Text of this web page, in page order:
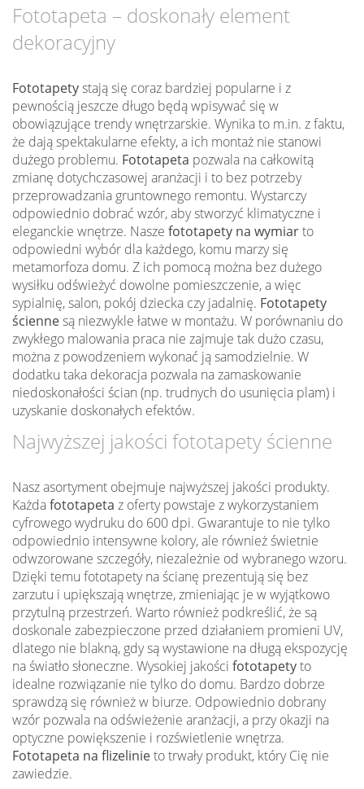
Fototapeta – doskonały element
dekoracyjny
Fototapetystają się coraz bardziej popularne i z
pewnością jeszcze długo będą wpisywać się w
obowiązujące trendy wnętrzarskie. Wynika to m.in. z faktu,
że dają spektakularne efekty, a ich montaż nie stanowi
dużego problemu. Fototapeta pozwala na całkowitą
zmianę dotychczasowej aranżacji i to bez potrzeby
przeprowadzania gruntownego remontu. Wystarczy
odpowiednio dobrać wzór, aby stworzyć klimatyczne i
eleganckie wnętrze. Nasze fototapety na wymiarto
odpowiedni wybór dla każdego, komu marzy się
metamorfoza domu. Z ich pomocą można bez dużego
wysiłku odświeżyć dowolne pomieszczenie, a więc
sypialnię, salon, pokój dziecka czy jadalnię. Fototapety
ściennesą niezwykle łatwe w montażu. W porównaniu do
zwykłego malowania praca nie zajmuje tak dużo czasu,
można z powodzeniem wykonać ją samodzielnie. W
dodatku taka dekoracja pozwala na zamaskowanie
niedoskonałości ścian (np. trudnych do usunięcia plam) i
uzyskanie doskonałych efektów.
Najwyższej jakości fototapety ścienne
Nasz asortyment obejmuje najwyższej jakości produkty.
Każdafototapeta z oferty powstaje z wykorzystaniem
cyfrowego wydruku do 600 dpi. Gwarantuje to nie tylko
odpowiednio intensywne kolory, ale również świetnie
odwzorowane szczegóły, niezależnie od wybranego wzoru.
Dzięki temu fototapety na ścianę prezentują się bez
zarzutu i upiększają wnętrze, zmieniając je w wyjątkowo
przytulną przestrzeń. Warto również podkreślić, że są
doskonale zabezpieczone przed działaniem promieni UV,
dlatego nie blakną, gdy są wystawione na długą ekspozycję
na światło słoneczne. Wysokiej jakości fototapetyto
idealne rozwiązanie nie tylko do domu. Bardzo dobrze
sprawdzą się również w biurze. Odpowiednio dobrany
wzór pozwala na odświeżenie aranżacji, a przy okazji na
optyczne powiększenie i rozświetlenie wnętrza.
Fototapeta na flizelinieto trwały produkt, który Cię nie
zawiedzie.